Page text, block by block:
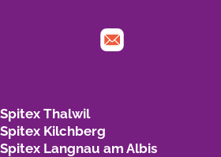
Spitex Thalwil
Spitex Kilchberg
Spitex Langnau am Albis